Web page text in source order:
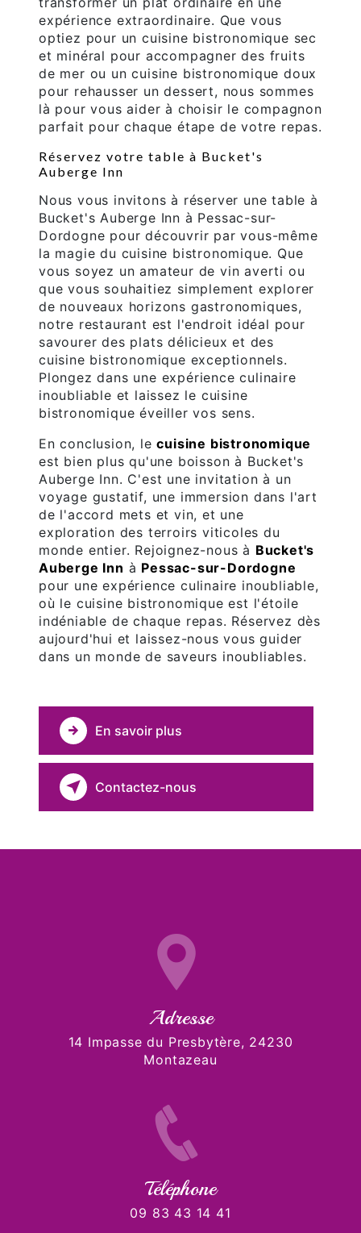
expérience extraordinaire. Que vous
optiez pour un cuisine bistronomique sec
et minéral pour accompagner des fruits
de mer ou un cuisine bistronomique doux
pour rehausser un dessert, nous sommes
là pour vous aider à choisir le compagnon
parfait pour chaque étape de votre repas.
Réservez votre table à Bucket's
Auberge Inn
Nous vous invitons à réserver une table à
Bucket's Auberge Inn à Pessac-sur-
Dordogne pour découvrir par vous-même
la magie du cuisine bistronomique. Que
vous soyez un amateur de vin averti ou
que vous souhaitiez simplement explorer
de nouveaux horizons gastronomiques,
notre restaurant est l'endroit idéal pour
savourer des plats délicieux et des
cuisine bistronomique exceptionnels.
Plongez dans une expérience culinaire
inoubliable et laissez le cuisine
bistronomique éveiller vos sens.
En conclusion, lecuisine bistronomique
est bien plus qu'une boisson à Bucket's
Auberge Inn. C'est une invitation à un
voyage gustatif, une immersion dans l'art
de l'accord mets et vin, et une
exploration des terroirs viticoles du
monde entier. Rejoignez-nous à Bucket's
Auberge Inn à Pessac-sur-Dordogne
pour une expérience culinaire inoubliable,
où le cuisine bistronomique est l'étoile
indéniable de chaque repas. Réservez dès
aujourd'hui et laissez-nous vous guider
dans un monde de saveurs inoubliables.
En savoir plus
Contactez-nous
Adresse
14 Impasse du Presbytère, 24230
Montazeau
Téléphone
09 83 43 14 41